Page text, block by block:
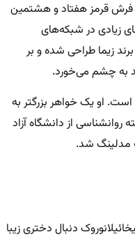
بر فرش قرمز هفتاد و هشتمین
زیادی در شبکه‌های
زیما طراحی شده و بر
به چشم می‌خورد.
۲۳ مهر ۱۳۷۳ در شیراز است. او یک خواهر بزرگتر به
روانشناسی از دانشگاه آزاد
مدلینگ شد.
میخائیلانوروک دنبال دختری زیبا